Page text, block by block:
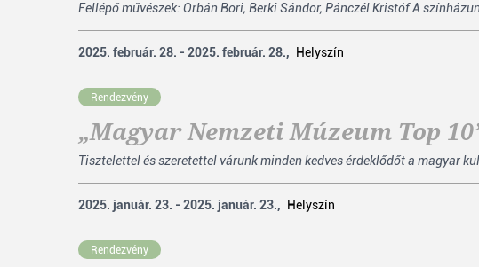
Fellépő művészek: Orbán Bori, Berki Sándor, Pánczél Kristóf A
2025. február. 28. - 2025. február. 28., Helyszín
Rendezvény
„Magyar Nemzeti Múzeum Top
Tisztelettel és szeretettel várunk minden kedves érdeklődőt a magyar
2025. január. 23. - 2025. január. 23., Helyszín
Rendezvény